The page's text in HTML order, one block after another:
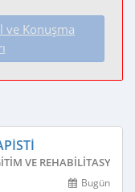
ve Konuşma
VE REHABILITASYON
Bugün